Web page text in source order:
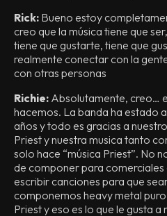
Rick: Bueno estoy
creo que la música tiene que
tiene que gustarte, tiene que
realmente conectar con la
con otras personas
Richie: Absolutamente, creo…
hacemos. La banda ha estado
años y todo es gracias a
Priest y nuestra musica tanto
solo hace “música Priest”. No
de componer para
escribir canciones para que
componemos heavy metal
Priest y eso es lo que le gusta a